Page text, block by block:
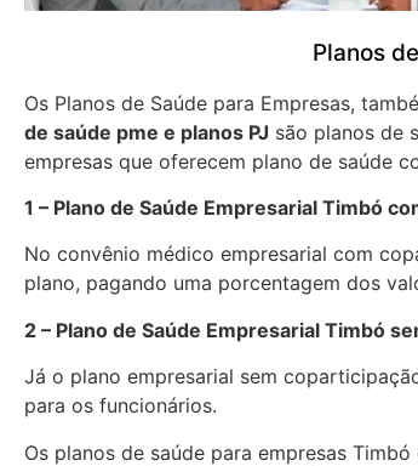
Planos
Os Planos de Saúde para Empresas,
de saúde pme e planos PJ são planos de
empresas que oferecem plano de saúde
1 – Plano de Saúde Empresarial Timbó
No convênio médico empresarial com
plano, pagando uma porcentagem dos
2 – Plano de Saúde Empresarial Timbó
Já o plano empresarial sem
para os funcionários.
Os planos de saúde para empresas